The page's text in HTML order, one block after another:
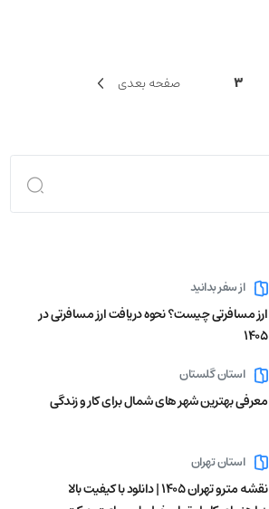
3 صفحه بعدی
از سفر بدانید
ارز مسافرتی چیست؟ نحوه دریافت ارز مسافرتی در
1405
استان گلستان
معرفی بهترین شهر های شمال برای کار و زندگی
استان تهران
نقشه مترو تهران ۱۴۰۵ | دانلود با کیفیت بالا